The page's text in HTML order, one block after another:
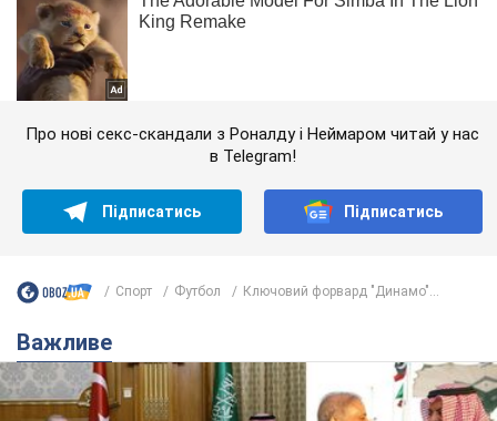
Про нові секс-скандали з Роналду і Неймаром читай у нас
в Telegram!
Підписатись Підписатись
Спорт Футбол Ключовий форвард "Динамо"...
Важливе